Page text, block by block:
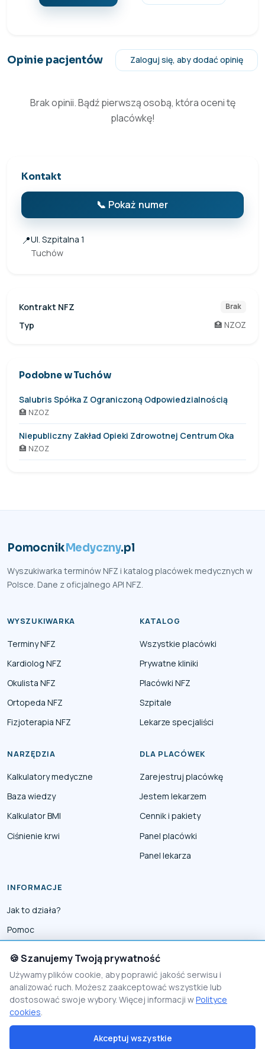
Opinie pacjentów Zaloguj się, aby dodać opinię
Brak opinii. Bądź pierwszą osobą, która oceni tę
placówkę!
Kontakt
📞 Pokaż numer
📍Ul. Szpitalna 1
Tuchów
Kontrakt NFZ Brak
Typ 🏥 NZOZ
Podobne w Tuchów
Salubris Spółka Z Ograniczoną Odpowiedzialnością
🏥 NZOZ
Niepubliczny Zakład Opieki Zdrowotnej Centrum Oka
🏥 NZOZ
PomocnikMedyczny.pl
Wyszukiwarka terminów NFZ i katalog placówek medycznych w
Polsce. Dane z oficjalnego API NFZ.
WYSZUKIWARKA
Terminy NFZ
Kardiolog NFZ
Okulista NFZ
Ortopeda NFZ
Fizjoterapia NFZ
KATALOG
Wszystkie placówki
Prywatne kliniki
Placówki NFZ
Szpitale
Lekarze specjaliści
NARZĘDZIA
Kalkulatory medyczne
Baza wiedzy
Kalkulator BMI
Ciśnienie krwi
DLA PLACÓWEK
Zarejestruj placówkę
Jestem lekarzem
Cennik i pakiety
Panel placówki
Panel lekarza
INFORMACJE
Jak to działa?
Pomoc
Reklama
Polityka prywatności
Polityka Cookies
🍪 Szanujemy Twoją prywatność
Używamy plików cookie, aby poprawić jakość serwisu i
analizować ruch. Możesz zaakceptować wszystkie lub
dostosować swoje wybory. Więcej informacji wPolityce
cookies.
Akceptuj wszystkie